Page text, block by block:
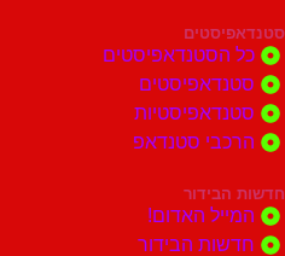
סטנדאפ
האדום!
הבידור